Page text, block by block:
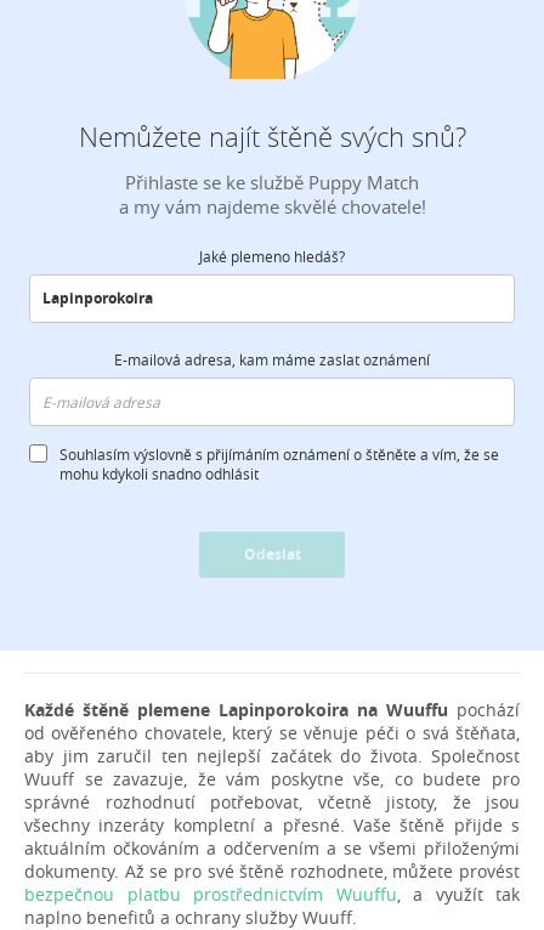
Nemůžete najít štěně svých snů?
Přihlaste se ke službě Puppy Match
a my vám najdeme skvělé chovatele!
Jaké plemeno hledáš?
E-mailová adresa, kam máme zaslat oznámení
Souhlasím výslovně s přijímáním oznámení o štěněte a vím, že se
mohu kdykoli snadno odhlásit
Odeslat
Každé štěně plemene Lapinporokoira na Wuuffu pochází
od ověřeného chovatele, který se věnuje péči o svá štěňata,
aby jim zaručil ten nejlepší začátek do života. Společnost
Wuuff se zavazuje, že vám poskytne vše, co budete pro
správné rozhodnutí potřebovat, včetně jistoty, že jsou
všechny inzeráty kompletní a přesné. Vaše štěně přijde s
aktuálním očkováním a odčervením a se všemi přiloženými
dokumenty. Až se pro své štěně rozhodnete, můžete provést
bezpečnou platbu prostřednictvím Wuuffu , a využít tak
naplno benefitů a ochrany služby Wuuff.